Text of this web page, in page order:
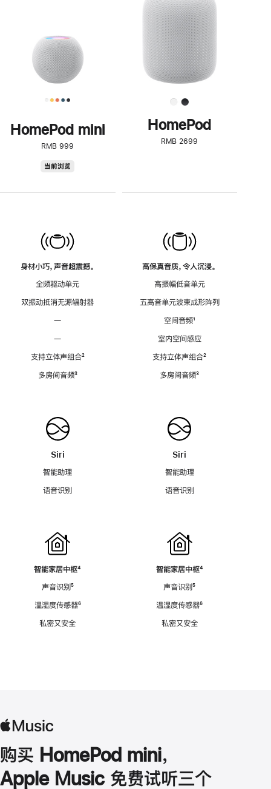
HomePod mini
RMB 999
当前浏览
身材小巧，声音超震撼。
全频驱动单元
双振动抵消无源辐射器
—
—
支持立体声组合脚
²
多房间音频脚
³
Siri
智能助理
语音识别
智能家居中枢脚
⁴
声音识别脚
⁵
温湿度传感器脚
⁶
私密又安全
了
解
HomePod<
HomePod
RMB 2699
高保真音质，令人沉浸。
高振幅低音单元
五高音单元波束成形阵列
空间音频脚
¹
室内空间感应
支持立体声组合脚
²
多房间音频脚
³
Siri
智能助理
语音识别
智能家居中枢脚
⁴
声音识别脚
⁵
温湿度传感器脚
⁶
私密又安全
购买 HomePod mini，
Apple Music 免费试听三个